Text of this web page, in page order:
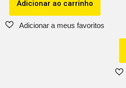
Adicionar ao carrinho